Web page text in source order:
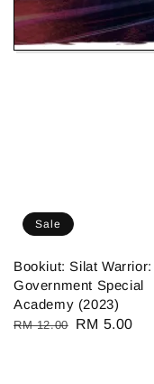
Sale
Bookiut: Silat Warrior:
Government Special
Academy (2023)
Regular
RM 12.00
Sale
RM 5.00